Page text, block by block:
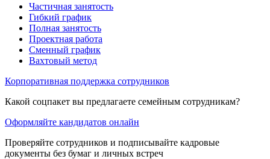
Частичная занятость
Гибкий график
Полная занятость
Проектная работа
Сменный график
Вахтовый метод
Корпоративная поддержка сотрудников
Какой соцпакет вы предлагаете семейным сотрудникам?
Оформляйте кандидатов онлайн
Проверяйте сотрудников и подписывайте кадровые
документы без бумаг и личных встреч